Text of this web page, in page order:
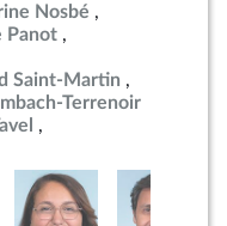
Nosbé
Panot
Saint-Martin
Terrenoir